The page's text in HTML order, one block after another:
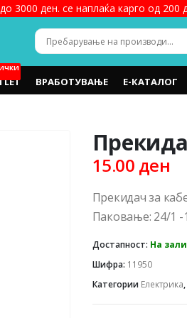
3000 ден. се наплаќа карго од 200
ВРАБОТУВАЊЕ Е-КАТАЛОГ
15.00 ден
Прекидач за
Паковање: 24/1 -
Достапност: На
Шифра: 11950
Категории Електрика,